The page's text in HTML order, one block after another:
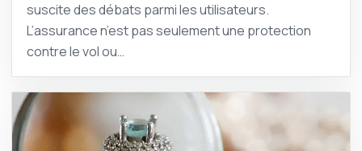
suscite des débats parmi les utilisateurs.
L’assurance n’est pas seulement une protection
contre le vol ou…